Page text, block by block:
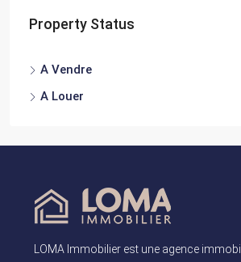
Property Status
A Vendre
A Louer
LOMA Immobilier est une agence